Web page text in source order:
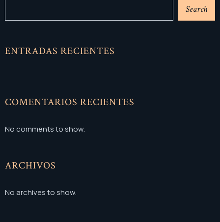
Search
ENTRADAS RECIENTES
COMENTARIOS RECIENTES
No comments to show.
ARCHIVOS
No archives to show.